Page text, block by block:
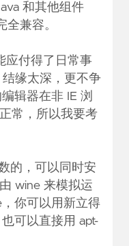
和其他组件
兼容。
应付得了日常事
缘太深，更不争
辑器在非 IE 浏
常，所以我要考
的，可以同时安
wine 来模拟运
你可以用新立得
可以直接用 apt-